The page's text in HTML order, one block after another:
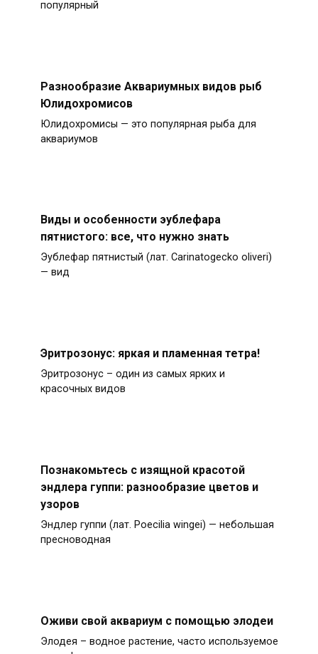
популярный
Разнообразие Аквариумных видов рыб
Юлидохромисов
Юлидохромисы — это популярная рыба для
аквариумов
Виды и особенности эублефара
пятнистого: все, что нужно знать
Эублефар пятнистый (лат. Carinatogecko oliveri)
— вид
Эритрозонус: яркая и пламенная тетра!
Эритрозонус – один из самых ярких и
красочных видов
Познакомьтесь с изящной красотой
эндлера гуппи: разнообразие цветов и
узоров
Эндлер гуппи (лат. Poecilia wingei) — небольшая
пресноводная
Оживи свой аквариум с помощью элодеи
Элодея – водное растение, часто используемое